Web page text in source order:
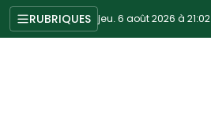
RUBRIQUES jeu. 6 août 2026 à 21:02